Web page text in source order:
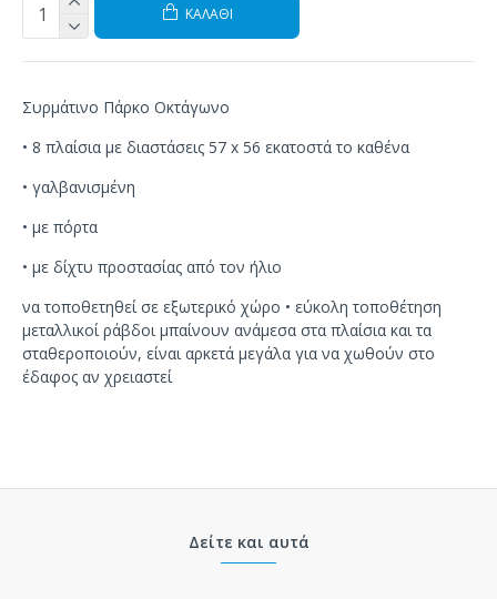
ΚΑΛΆΘΙ
Συρμάτινο Πάρκο Οκτάγωνο
• 8 πλαίσια με διαστάσεις 57 x 56 εκατοστά το καθένα
• γαλβανισμένη
• με πόρτα
• με δίχτυ προστασίας από τον ήλιο
να τοποθετηθεί σε εξωτερικό χώρο • εύκολη τοποθέτηση
μεταλλικοί ράβδοι μπαίνουν ανάμεσα στα πλαίσια και τα
σταθεροποιούν, είναι αρκετά μεγάλα για να χωθούν στο
έδαφος αν χρειαστεί
Δείτε και αυτά